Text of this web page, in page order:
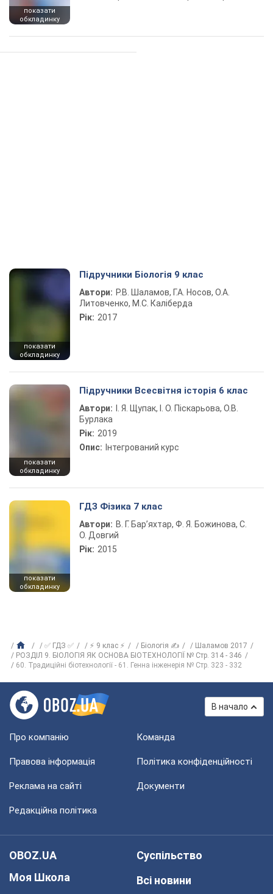
показати
обкладинку
показати
обкладинку
Підручники Біологія 9 клас
Автори: Р.В. Шаламов, Г.А. Носов, О.А.
Литовченко, М.С. Каліберда
Рік: 2017
показати
обкладинку
Підручники Всесвітня історія 6 клас
Автори:
І. Я. Щупак, І. О. Піскарьова, О.В.
Бурлака
Рік: 2019
Опис: Інтегрований курс
показати
обкладинку
ГДЗ Фізика 7 клас
Автори: В. Г. Бар’яхтар, Ф. Я. Божинова, С.
О. Довгий
Рік: 2015
✅ ГДЗ ✅ ⚡ 9 клас ⚡ Біологія ✍
Шаламов 2017
РОЗДІЛ 9. БІОЛОГІЯ ЯК ОСНОВА БІОТЕХНОЛОГІЇ № Стр. 314 - 346
60. Традиційні біотехнології - 61. Генна інженерія № Стр. 323 - 332
В начало
Про компанію Команда
Правова інформація Політика конфіденційності
Реклама на сайті Документи
Редакційна політика
OBOZ.UA
Моя Школа
Суспільство
Всі новини